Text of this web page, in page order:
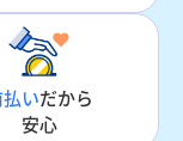
払いだから
安心